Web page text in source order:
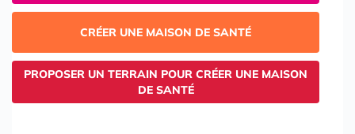
CRÉER UNE MAISON DE SANTÉ
PROPOSER UN TERRAIN POUR CRÉER UNE MAISON
DE SANTÉ